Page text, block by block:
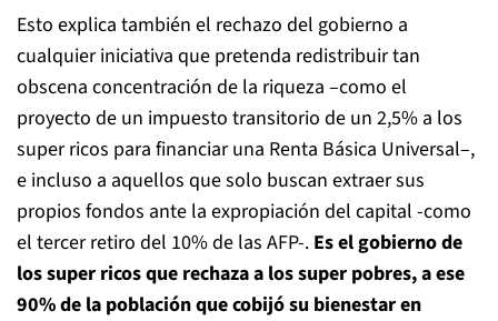
Esto explica también el rechazo del gobierno a
cualquier iniciativa que pretenda redistribuir tan
obscena concentración de la riqueza –como el
proyecto de un impuesto transitorio de un 2,5% a los
super ricos para financiar una Renta Básica Universal–,
e incluso a aquellos que solo buscan extraer sus
propios fondos ante la expropiación del capital -como
el tercer retiro del 10% de las AFP-. Es el gobierno de
los super ricos que rechaza a los super pobres, a ese
90% de la población que cobijó su bienestar en